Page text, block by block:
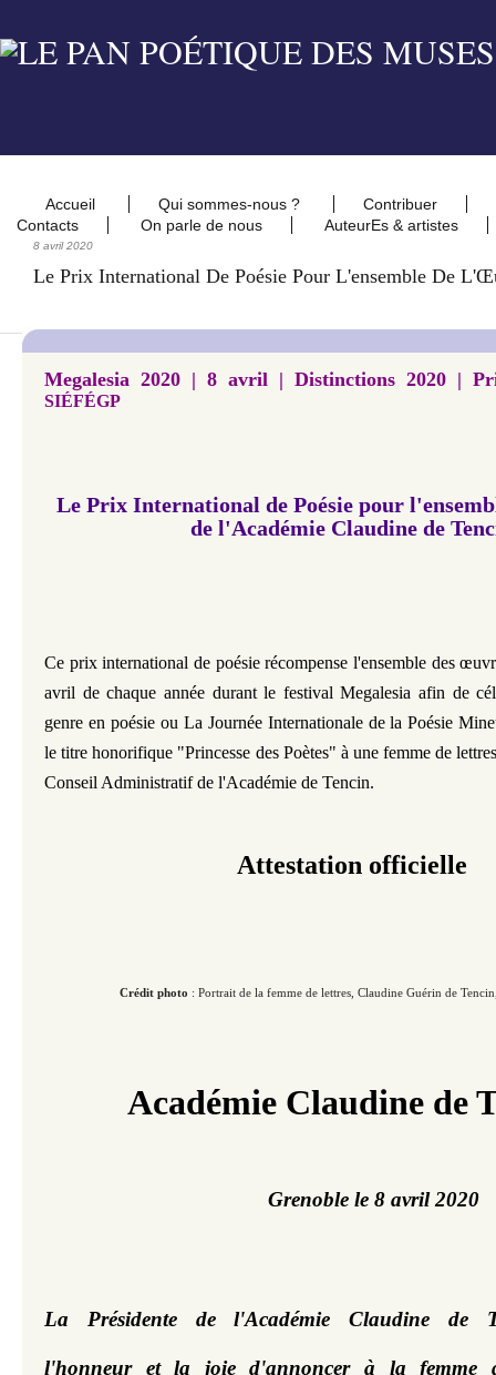
Accueil Qui sommes-nous ?
Contribuer
Contacts
On parle de nous AuteurEs & artistes
8 avril 2020
Le Prix International De Poésie Pour L'ensemble De
Megalesia 2020 | 8 avril | Distinctions 2020 |
SIÉFÉGP
Le Prix International de Poésie pour
de l'Académie Claudine de
Ce prix international de poésie récompense l'ensemble des
avril de chaque année durant le festival Megalesia afin de
genre en poésie ou La Journée Internationale de la Poésie
le titre honorifique "Princesse des Poètes" à une femme de
Conseil Administratif de l'Académie de Tencin.
Attestation officielle
Crédit photo : Portrait de la femme de lettres, Claudine Guérin de
Académie Claudine de
Grenoble le 8 avril 2020
La Présidente de l'Académie Claudine de
l'honneur et la joie d'annoncer à la femme